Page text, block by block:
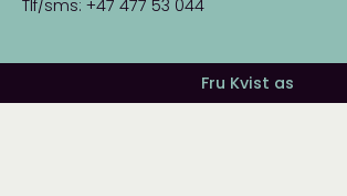
Tlf/sms: +47 477 53 044
Fru Kvist as